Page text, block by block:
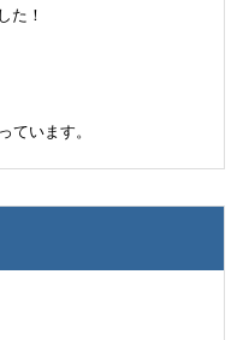
た！
ています。